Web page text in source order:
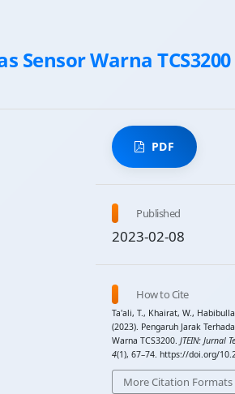
Sensor Warna TCS3200
PDF
Published
2023-02-08
How to Cite
Ta'ali, T., Khairat, W.,
(2023). Pengaruh Jarak
Warna TCS3200.JTEIN: Jurnal
4(1), 67–74. https://doi.org/
More Citation Formats